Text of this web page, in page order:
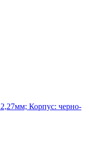
Корпус: черно-